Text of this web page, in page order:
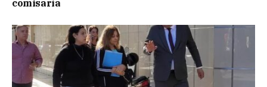
comisaría